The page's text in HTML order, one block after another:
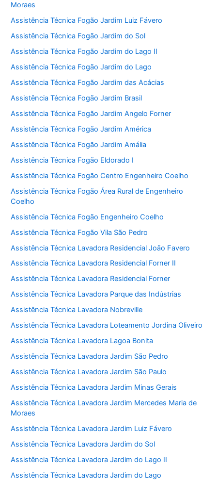
Moraes
Assistência Técnica Fogão Jardim Luiz Fávero
Assistência Técnica Fogão Jardim do Sol
Assistência Técnica Fogão Jardim do Lago II
Assistência Técnica Fogão Jardim do Lago
Assistência Técnica Fogão Jardim das Acácias
Assistência Técnica Fogão Jardim Brasil
Assistência Técnica Fogão Jardim Angelo Forner
Assistência Técnica Fogão Jardim América
Assistência Técnica Fogão Jardim Amália
Assistência Técnica Fogão Eldorado I
Assistência Técnica Fogão Centro Engenheiro Coelho
Assistência Técnica Fogão Área Rural de Engenheiro
Coelho
Assistência Técnica Fogão Engenheiro Coelho
Assistência Técnica Fogão Vila São Pedro
Assistência Técnica Lavadora Residencial João Favero
Assistência Técnica Lavadora Residencial Forner II
Assistência Técnica Lavadora Residencial Forner
Assistência Técnica Lavadora Parque das Indústrias
Assistência Técnica Lavadora Nobreville
Assistência Técnica Lavadora Loteamento Jordina Oliveiro
Assistência Técnica Lavadora Lagoa Bonita
Assistência Técnica Lavadora Jardim São Pedro
Assistência Técnica Lavadora Jardim São Paulo
Assistência Técnica Lavadora Jardim Minas Gerais
Assistência Técnica Lavadora Jardim Mercedes Maria de
Moraes
Assistência Técnica Lavadora Jardim Luiz Fávero
Assistência Técnica Lavadora Jardim do Sol
Assistência Técnica Lavadora Jardim do Lago II
Assistência Técnica Lavadora Jardim do Lago